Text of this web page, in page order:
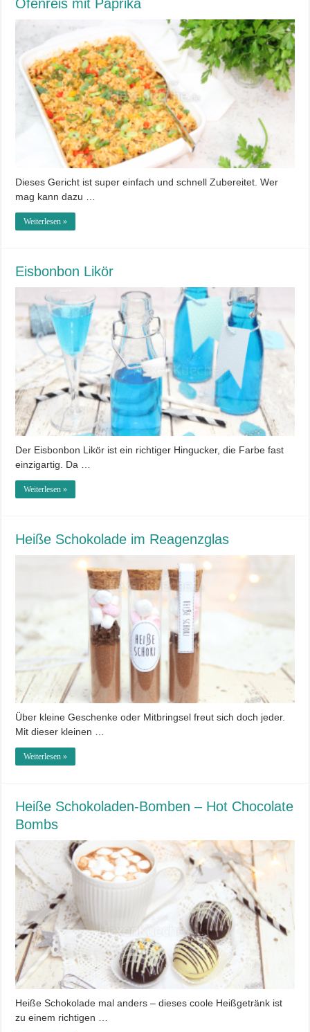
Ofenreis mit Paprika
Dieses Gericht ist super einfach und schnell Zubereitet. Wer
mag kann dazu …
Weiterlesen »
Eisbonbon Likör
Der Eisbonbon Likör ist ein richtiger Hingucker, die Farbe fast
einzigartig. Da …
Weiterlesen »
Heiße Schokolade im Reagenzglas
Über kleine Geschenke oder Mitbringsel freut sich doch jeder.
Mit dieser kleinen …
Weiterlesen »
Heiße Schokoladen-Bomben – Hot Chocolate
Bombs
Heiße Schokolade mal anders – dieses coole Heißgetränk ist
zu einem richtigen …